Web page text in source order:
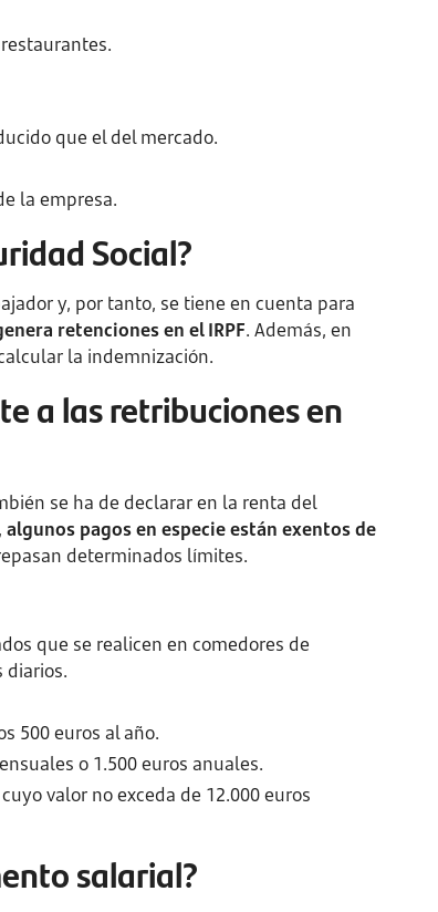
que el del mercado.
la empresa.
Social?
y, por tanto, se tiene en cuenta para
retenciones en el IRPF. Además, en
la indemnización.
a las retribuciones en
se ha de declarar en la renta del
algunos pagos en especie están exentos de
determinados límites.
que se realicen en comedores de
diarios.
500 euros al año.
o 1.500 euros anuales.
valor no exceda de 12.000 euros
salarial?